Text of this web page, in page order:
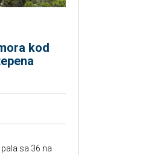
kod
sa 36 na